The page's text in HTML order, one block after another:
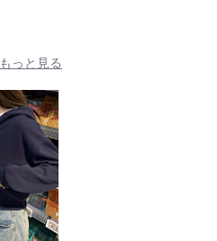
もっと見る